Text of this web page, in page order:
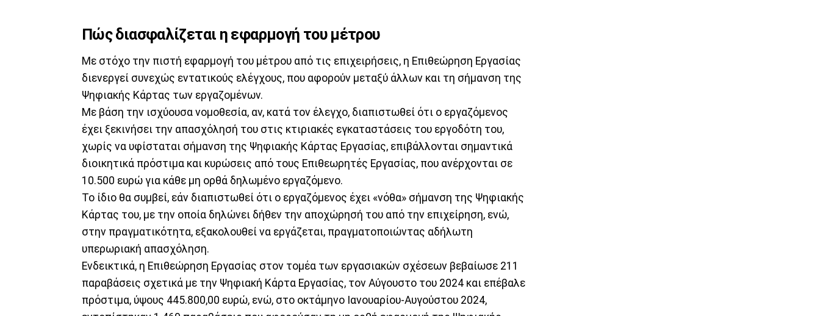
Πώς διασφαλίζεται η εφαρμογή του μέτρου
Με στόχο την πιστή εφαρμογή του μέτρου από τις επιχειρήσεις, η Επιθεώρηση Εργασίας
διενεργεί συνεχώς εντατικούς ελέγχους, που αφορούν μεταξύ άλλων και τη σήμανση της
Ψηφιακής Κάρτας των εργαζομένων.
Με βάση την ισχύουσα νομοθεσία, αν, κατά τον έλεγχο, διαπιστωθεί ότι ο εργαζόμενος
έχει ξεκινήσει την απασχόλησή του στις κτιριακές εγκαταστάσεις του εργοδότη του,
χωρίς να υφίσταται σήμανση της Ψηφιακής Κάρτας Εργασίας, επιβάλλονται σημαντικά
διοικητικά πρόστιμα και κυρώσεις από τους Επιθεωρητές Εργασίας, που ανέρχονται σε
10.500 ευρώ για κάθε μη ορθά δηλωμένο εργαζόμενο.
Το ίδιο θα συμβεί, εάν διαπιστωθεί ότι ο εργαζόμενος έχει «νόθα» σήμανση της Ψηφιακής
Κάρτας του, με την οποία δηλώνει δήθεν την αποχώρησή του από την επιχείρηση, ενώ,
στην πραγματικότητα, εξακολουθεί να εργάζεται, πραγματοποιώντας αδήλωτη
υπερωριακή απασχόληση.
Ενδεικτικά, η Επιθεώρηση Εργασίας στον τομέα των εργασιακών σχέσεων βεβαίωσε 211
παραβάσεις σχετικά με την Ψηφιακή Κάρτα Εργασίας, τον Αύγουστο του 2024 και επέβαλε
πρόστιμα, ύψους 445.800,00 ευρώ, ενώ, στο οκτάμηνο Ιανουαρίου-Αυγούστου 2024,